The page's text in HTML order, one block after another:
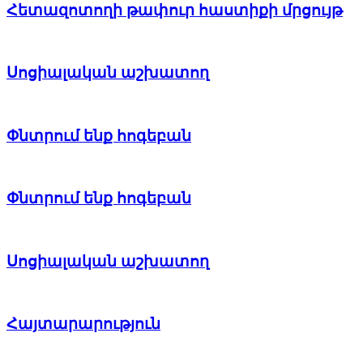
Հետազոտողի թափուր հաստիքի մրցույթ
Սոցիալական աշխատող
Փնտրում ենք հոգեբան
Փնտրում ենք հոգեբան
Սոցիալական աշխատող
Հայտարարություն